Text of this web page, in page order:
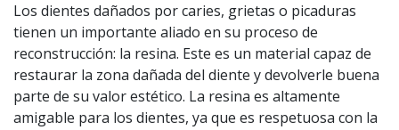
Los dientes dañados por caries, grietas o picaduras
tienen un importante aliado en su proceso de
reconstrucción: la resina. Este es un material capaz de
restaurar la zona dañada del diente y devolverle buena
parte de su valor estético. La resina es altamente
amigable para los dientes, ya que es respetuosa con la